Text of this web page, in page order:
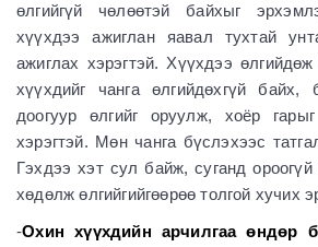
өлгийгүй чөлөөтэй байхыг
хүүхдээ ажиглан яавал тухтай
ажиглах хэрэгтэй. Хүүхдээ
хүүхдийг чанга өлгийдөхгүй байх,
доогуур өлгийг оруулж, хоёр
хэрэгтэй. Мөн чанга бүслэхээс
Гэхдээ хэт сул байж, суганд
хөдөлж өлгийгийгөөрөө толгой хучих
-Охин хүүхдийн арчилгаа өндөр